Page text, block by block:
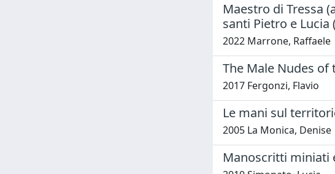
Maestro di Tressa
santi Pietro e Lucia
2022 Marrone, Raffaele
The Male Nudes of
2017 Fergonzi, Flavio
Le mani sul
2005 La Monica, Denise
Manoscritti miniati